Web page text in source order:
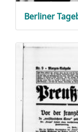
Berliner